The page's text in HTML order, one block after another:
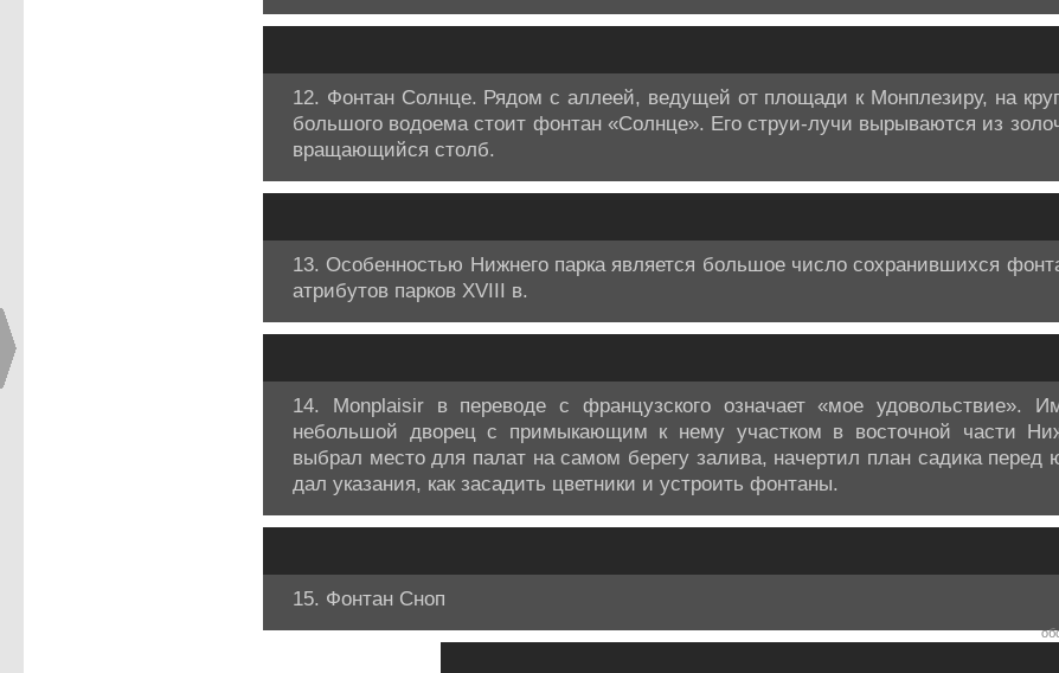
12. Фонтан Солнце. Рядом с аллеей, ведущей от площади к Монплезиру, на
большого водоема стоит фонтан «Солнце». Его струи-лучи вырываются из
вращающийся столб.
13. Особенностью Нижнего парка является большое число сохранившихся
атрибутов парков XVIII в.
14. Monplaisir в переводе с французского означает «мое удовольствие».
небольшой дворец с примыкающим к нему участком в восточной части
выбрал место для палат на самом берегу залива, начертил план садика
дал указания, как засадить цветники и устроить фонтаны.
15. Фонтан Сноп